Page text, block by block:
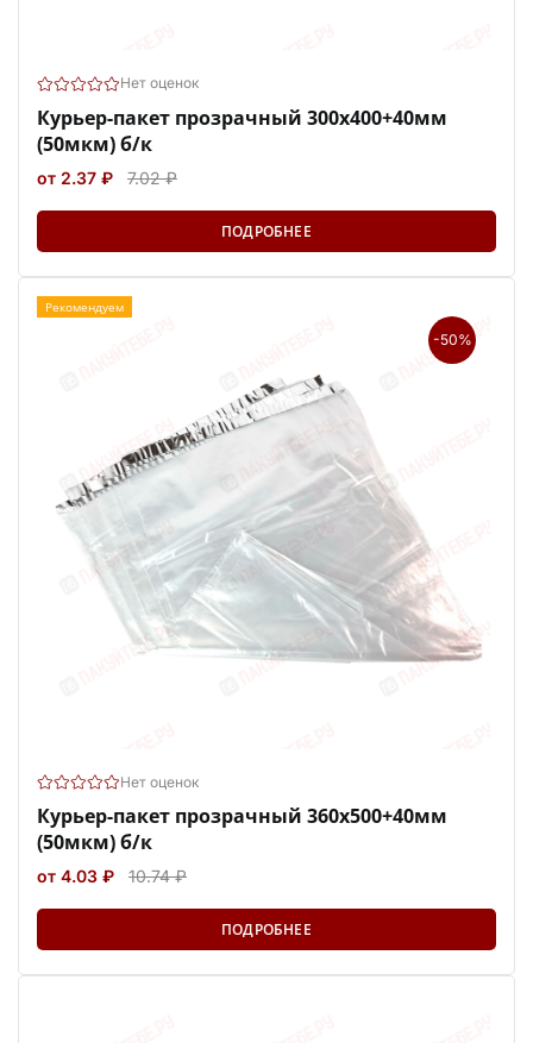
Нет оценок
Курьер-пакет прозрачный 300х400+40мм
(50мкм) б/к
от 2.37 ₽ 7.02 ₽
ПОДРОБНЕЕ
-50%
Рекомендуем
Нет оценок
Курьер-пакет прозрачный 360х500+40мм
(50мкм) б/к
от 4.03 ₽ 10.74 ₽
ПОДРОБНЕЕ